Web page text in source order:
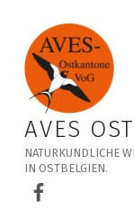
Veranstaltungskalender – AVES Ostkantone VoG
AVES
NATURKUNDLICHE
IN OSTBELGIEN.
AVES